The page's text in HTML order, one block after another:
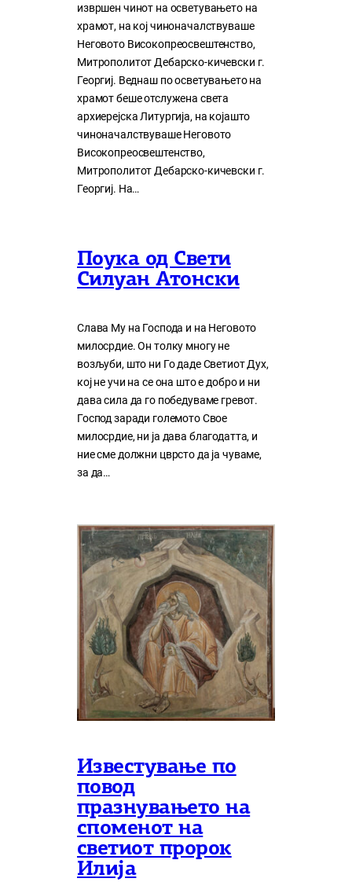
извршен чинот на осветувањето на
храмот, на кој чиноначалствуваше
Неговото Високопреосвештенство,
Митрополитот Дебарско-кичевски г.
Георгиј. Веднаш по осветувањето на
храмот беше отслужена света
архиерејска Литургија, на којашто
чиноначалствуваше Неговото
Високопреосвештенство,
Митрополитот Дебарско-кичевски г.
Георгиј. На…
Поука од Свети
Силуан Атонски
Слава Му на Господа и на Неговото
милосрдие. Он толку многу нe
возљуби, што ни Го даде Светиот Дух,
кој нe учи на сe она што е добро и ни
дава сила да го победуваме гревот.
Господ заради големото Свое
милосрдие, ни ја дава благодатта, и
ние сме должни цврсто да ја чуваме,
за да…
Известување по
повод
празнувањето на
споменот на
светиот пророк
Илија